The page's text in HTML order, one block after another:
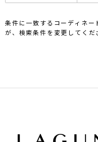
条件に一致するコーディネ
が、検索条件を変更してくだ